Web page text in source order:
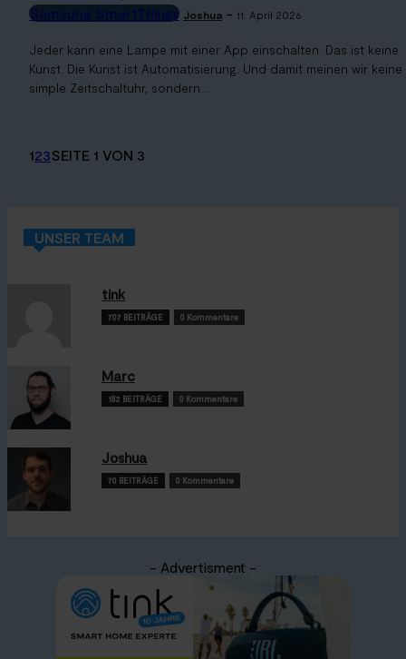
Samsung SmartThings Joshua - 11. April 2026
Jeder kann eine Lampe mit einer App einschalten. Das ist keine
Kunst. Die Kunst ist Automatisierung. Und damit meinen wir keine
simple Zeitschaltuhr, sondern...
123SEITE 1 VON 3
UNSER TEAM
tink
707 BEITRÄGE 0 Kommentare
Marc
182 BEITRÄGE 0 Kommentare
Joshua
70 BEITRÄGE 0 Kommentare
- Advertisment -